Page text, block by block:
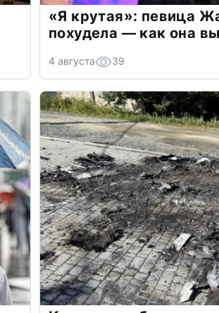
«Я крутая»: певица
похудела — как она
4 августа 39